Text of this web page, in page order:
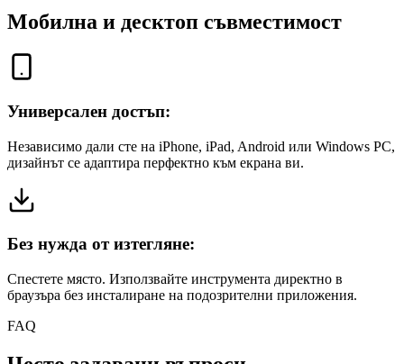
Мобилна и десктоп съвместимост
Универсален достъп:
Независимо дали сте на iPhone, iPad, Android или Windows PC,
дизайнът се адаптира перфектно към екрана ви.
Без нужда от изтегляне:
Спестете място. Използвайте инструмента директно в
браузъра без инсталиране на подозрителни приложения.
FAQ